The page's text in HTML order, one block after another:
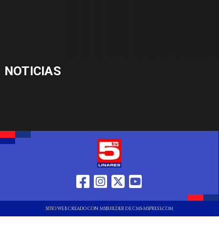
NOTICIAS
SITIO WEB CREADO CON MSBUILDER DE CMS-MSPRESS.COM